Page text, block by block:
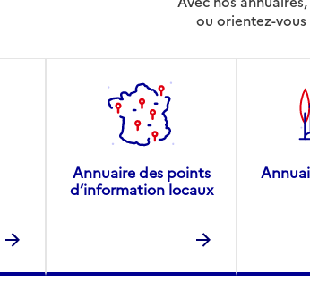
ou orientez-
Annuaire des points
d’information locaux